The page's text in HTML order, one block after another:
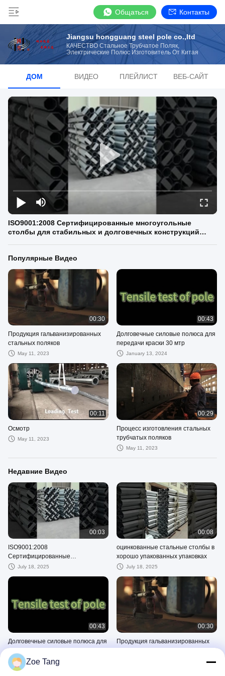
Общаться Контакты
Jiangsu hongguang steel pole co.,ltd
КАЧЕСТВО Стальное Трубчатое Поляк,
Электрические Полюс Изготовитель От Китая
ДОМ ВИДЕО ПЛЕЙЛИСТ ВЕБ-САЙТ
ISO9001:2008 Сертифицированные многоугольные
столбы для стабильных и долговечных конструкций
Популярные Видео
00:30
Продукция гальванизированных
стальных поляков
May 11, 2023
00:43
Долговечные силовые полюса для
передачи краски 30 мтр
January 13, 2024
00:11
Осмотр
May 11, 2023
00:29
Процесс изготовления стальных
трубчатых поляков
May 11, 2023
Недавние Видео
00:03
ISO9001:2008
Сертифицированные
многоугольные столбы для
конструкций высота 3-15 метров
July 18, 2025
00:08
оцинкованные стальные столбы в
хорошо упакованных упаковках
July 18, 2025
00:43
Долговечные силовые полюса для
передачи краски 30 мтр
January 13, 2024
00:30
Продукция гальванизированных
Zoe Tang